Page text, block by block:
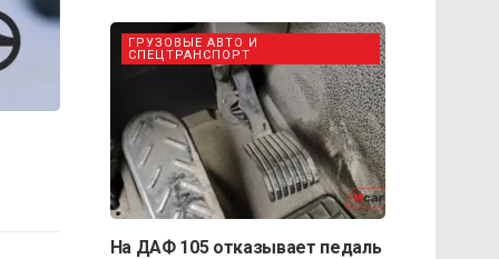
ГРУЗОВЫЕ АВТО И
СПЕЦТРАНСПОРТ
На ДАФ 105 отказывает педаль